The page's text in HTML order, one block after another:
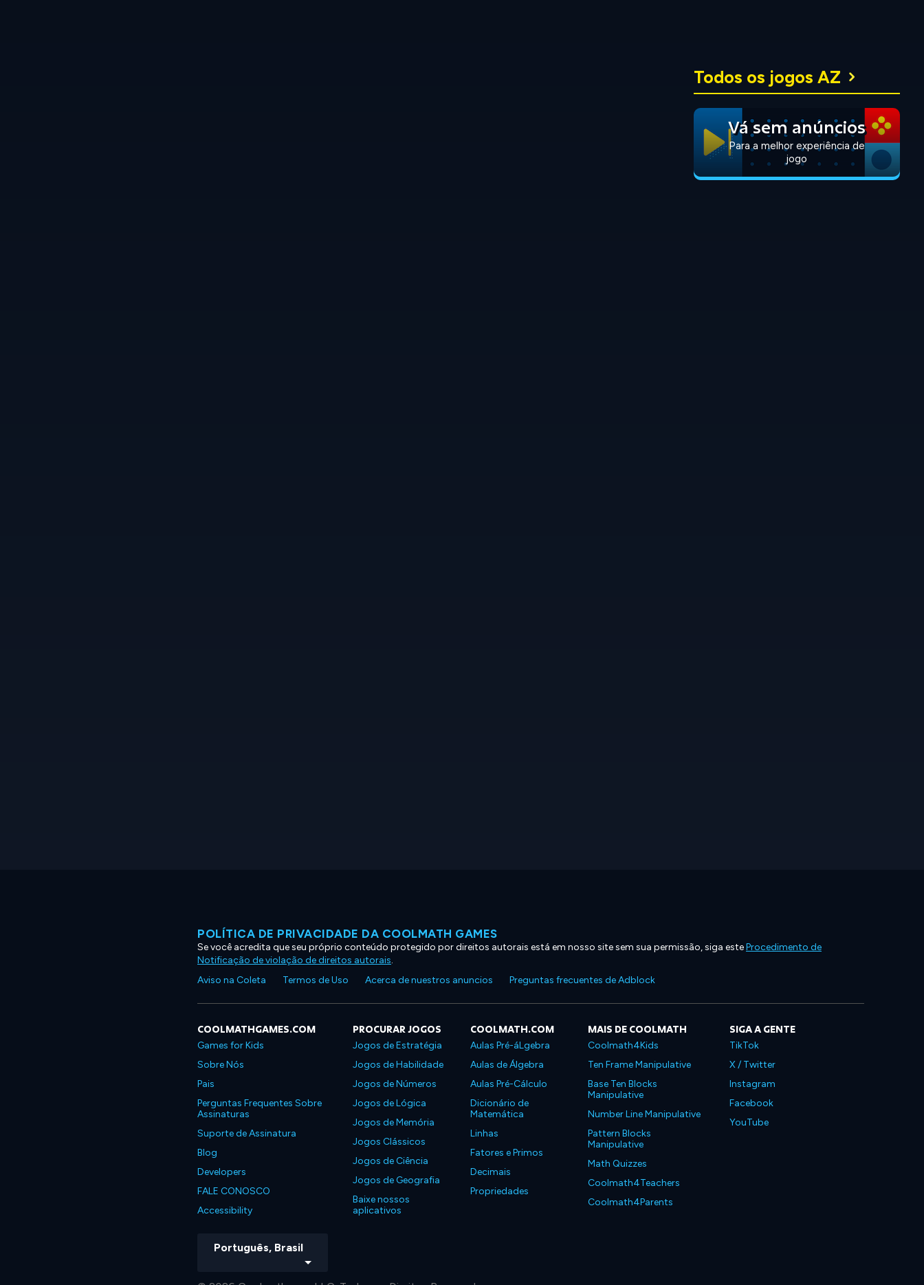
Todos os jogos AZ
Vá sem anúncios
Para a melhor experiência de
jogo
POLÍTICA DE PRIVACIDADE DA COOLMATH GAMES
Se você acredita que seu próprio conteúdo protegido por direitos autorais está em nosso site sem sua permissão, siga esteProcedimento de
Notificação de violação de direitos autorais.
Aviso na Coleta
Termos de Uso Acerca de nuestros anuncios Preguntas frecuentes de Adblock
COOLMATHGAMES.COM
Games for Kids
Sobre Nós
Pais
Perguntas Frequentes Sobre
Assinaturas
Suporte de Assinatura
Blog
Developers
FALE CONOSCO
Accessibility
PROCURAR JOGOS
Jogos de Estratégia
Jogos de Habilidade
Jogos de Números
Jogos de Lógica
Jogos de Memória
Jogos Clássicos
Jogos de Ciência
Jogos de Geografia
Baixe nossos
aplicativos
COOLMATH.COM
Aulas Pré-áLgebra
Aulas de Álgebra
Aulas Pré-Cálculo
Dicionário de
Matemática
Linhas
Fatores e Primos
Decimais
Propriedades
MAIS DE COOLMATH
Coolmath4Kids
Ten Frame Manipulative
Base Ten Blocks
Manipulative
Number Line Manipulative
Pattern Blocks
Manipulative
Math Quizzes
Coolmath4Teachers
Coolmath4Parents
SIGA A GENTE
TikTok
X / Twitter
Instagram
Facebook
YouTube
Português, Brasil